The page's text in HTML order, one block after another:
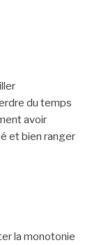
du temps
avoir
et bien ranger
la monotonie